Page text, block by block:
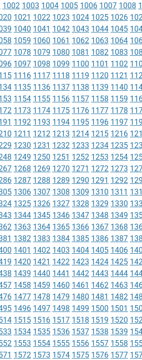
1002 1003 1004 1005 1006 1007 1008
1021 1022 1023 1024 1025 1026
1040 1041 1042 1043 1044 1045
1059 1060 1061 1062 1063 1064
1078 1079 1080 1081 1082 1083
1097 1098 1099 1100 1101 1102
1116 1117 1118 1119 1120 1121
1135 1136 1137 1138 1139 1140
1154 1155 1156 1157 1158 1159
1173 1174 1175 1176 1177 1178
1192 1193 1194 1195 1196 1197
1211 1212 1213 1214 1215 1216
1230 1231 1232 1233 1234 1235
1249 1250 1251 1252 1253 1254
1268 1269 1270 1271 1272 1273
1287 1288 1289 1290 1291 1292
1306 1307 1308 1309 1310 1311
1325 1326 1327 1328 1329 1330
1344 1345 1346 1347 1348 1349
1363 1364 1365 1366 1367 1368
1382 1383 1384 1385 1386 1387
1401 1402 1403 1404 1405 1406
1420 1421 1422 1423 1424 1425
1439 1440 1441 1442 1443 1444
1458 1459 1460 1461 1462 1463
1477 1478 1479 1480 1481 1482
1496 1497 1498 1499 1500 1501
1515 1516 1517 1518 1519 1520
1534 1535 1536 1537 1538 1539
1553 1554 1555 1556 1557 1558
1572 1573 1574 1575 1576 1577